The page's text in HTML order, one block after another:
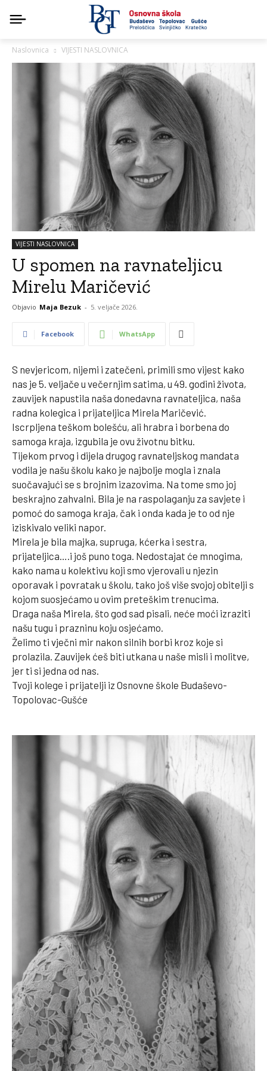
Naslovnica VIJESTI NASLOVNICA
VIJESTI NASLOVNICA
U spomen na ravnateljicu
Mirelu Maričević
Objavio Maja Bezuk - 5. veljače 2026.
Facebook WhatsApp
S nevjericom, nijemi i zatečeni, primili smo vijest kako
nas je 5. veljače u večernjim satima, u 49. godini života,
zauvijek napustila naša donedavna ravnateljica, naša
radna kolegica i prijateljica Mirela Maričević.
Iscrpljena teškom bolešću, ali hrabra i borbena do
samoga kraja, izgubila je ovu životnu bitku.
Tijekom prvog i dijela drugog ravnateljskog mandata
vodila je našu školu kako je najbolje mogla i znala
suočavajući se s brojnim izazovima. Na tome smo joj
beskrajno zahvalni. Bila je na raspolaganju za savjete i
pomoć do samoga kraja, čak i onda kada je to od nje
iziskivalo veliki napor.
Mirela je bila majka, supruga, kćerka i sestra,
prijateljica….i još puno toga. Nedostajat će mnogima,
kako nama u kolektivu koji smo vjerovali u njezin
oporavak i povratak u školu, tako još više svojoj obitelji s
kojom suosjećamo u ovim preteškim trenucima.
Draga naša Mirela, što god sad pisali, neće moći izraziti
našu tugu i prazninu koju osjećamo.
Želimo ti vječni mir nakon silnih borbi kroz koje si
prolazila. Zauvijek ćeš biti utkana u naše misli i molitve,
jer ti si jedna od nas.
Tvoji kolege i prijatelji iz Osnovne škole Budaševo-
Topolovac-Gušće